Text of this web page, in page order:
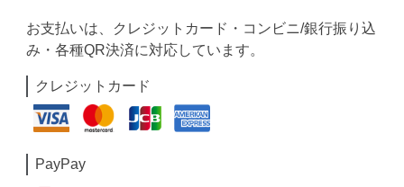
お支払いは、クレジットカード・コンビニ/銀行振り込
み・各種QR決済に対応しています。
クレジットカード
PayPay